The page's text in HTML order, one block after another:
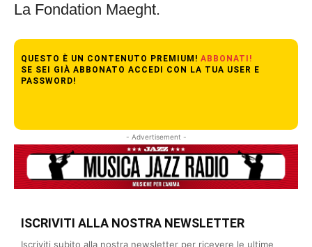
La Fondation Maeght.
QUESTO È UN CONTENUTO PREMIUM! ABBONATI!
SE SEI GIÀ ABBONATO ACCEDI CON LA TUA USER E
PASSWORD!
- Advertisement -
ISCRIVITI ALLA NOSTRA NEWSLETTER
Iscriviti subito alla nostra newsletter per ricevere le ultime